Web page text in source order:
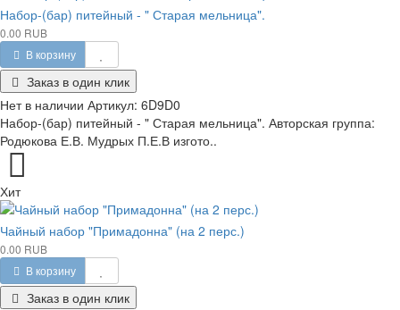
Набор-(бар) питейный - " Старая мельница".
0.00 RUB
В корзину
Заказ в один клик
Нет в наличии Артикул: 6D9D0
Набор-(бар) питейный - " Старая мельница". Авторская группа:
Родюкова Е.В. Мудрых П.Е.В изгото..
Хит
Чайный набор "Примадонна" (на 2 перс.)
0.00 RUB
В корзину
Заказ в один клик